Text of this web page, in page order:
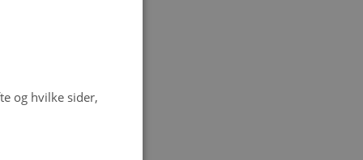
og hvilke sider,